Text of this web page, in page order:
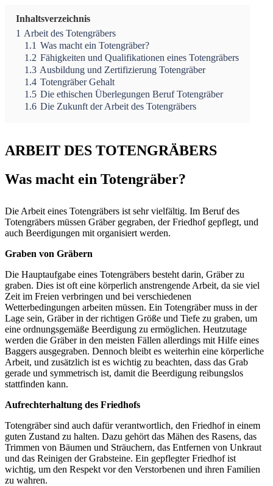
Inhaltsverzeichnis
1 Arbeit des Totengräbers
1.1 Was macht ein Totengräber?
1.2 Fähigkeiten und Qualifikationen eines Totengräbers
1.3 Ausbildung und Zertifizierung Totengräber
1.4 Totengräber Gehalt
1.5 Die ethischen Überlegungen Beruf Totengräber
1.6 Die Zukunft der Arbeit des Totengräbers
ARBEIT DES TOTENGRÄBERS
Was macht ein Totengräber?
Die Arbeit eines Totengräbers ist sehr vielfältig. Im Beruf des
Totengräbers müssen Gräber gegraben, der Friedhof gepflegt, und
auch Beerdigungen mit organisiert werden.
Graben von Gräbern
Die Hauptaufgabe eines Totengräbers besteht darin, Gräber zu
graben. Dies ist oft eine körperlich anstrengende Arbeit, da sie viel
Zeit im Freien verbringen und bei verschiedenen
Wetterbedingungen arbeiten müssen. Ein Totengräber muss in der
Lage sein, Gräber in der richtigen Größe und Tiefe zu graben, um
eine ordnungsgemäße Beerdigung zu ermöglichen. Heutzutage
werden die Gräber in den meisten Fällen allerdings mit Hilfe eines
Baggers ausgegraben. Dennoch bleibt es weiterhin eine körperliche
Arbeit, und zusätzlich ist es wichtig zu beachten, dass das Grab
gerade und symmetrisch ist, damit die Beerdigung reibungslos
stattfinden kann.
Aufrechterhaltung des Friedhofs
Totengräber sind auch dafür verantwortlich, den Friedhof in einem
guten Zustand zu halten. Dazu gehört das Mähen des Rasens, das
Trimmen von Bäumen und Sträuchern, das Entfernen von Unkraut
und das Reinigen der Grabsteine. Ein gepflegter Friedhof ist
wichtig, um den Respekt vor den Verstorbenen und ihren Familien
zu wahren.